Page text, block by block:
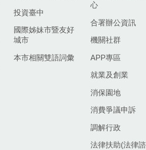
投資臺中
國際姊妹市暨友好
城市
本市相關雙語詞彙
心
合署辦公資訊
機關社群
APP專區
就業及創業
消保園地
消費爭議申訴
調解行政
法律扶助(法律諮